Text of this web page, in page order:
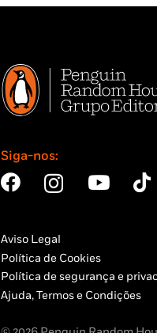
Siga-nos:
Aviso Legal
Política de Cookies
Política de segurança e
Ajuda, Termos e Condições